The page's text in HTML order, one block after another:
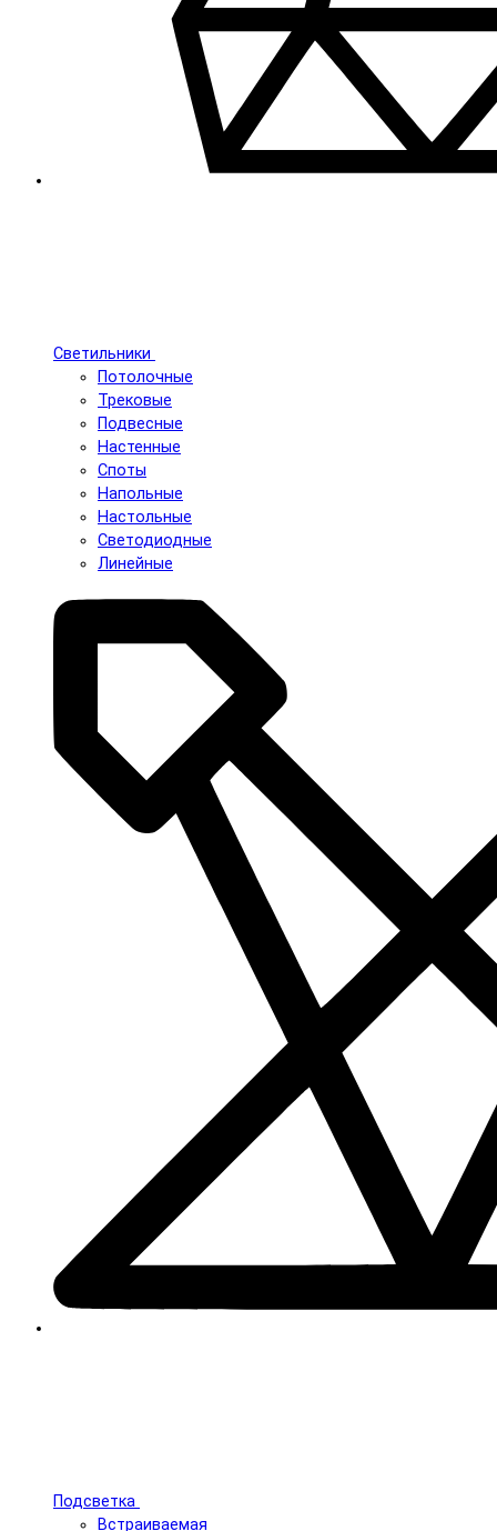
Светильники
Потолочные
Трековые
Подвесные
Настенные
Споты
Напольные
Настольные
Светодиодные
Линейные
Подсветка
Встраиваемая